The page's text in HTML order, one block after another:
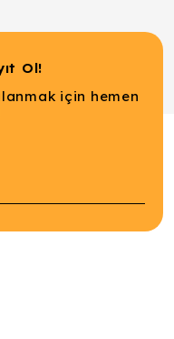
Ol!
için hemen